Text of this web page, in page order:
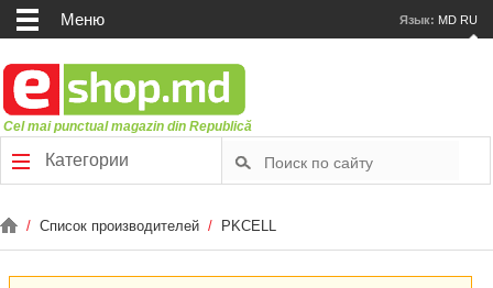
Меню Язык: MD RU
Cel mai punctual magazin din Republică
Категории
/ Список производителей / PKCELL